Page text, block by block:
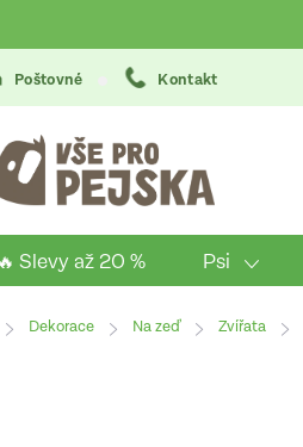
Poštovné Kontakt
🔥 Slevy až 20 % Psi
Domů
Dekorace Na zeď Zvířata